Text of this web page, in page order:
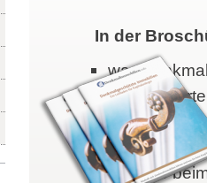
In der
was
welche
warum
wie Sie mit
was Sie